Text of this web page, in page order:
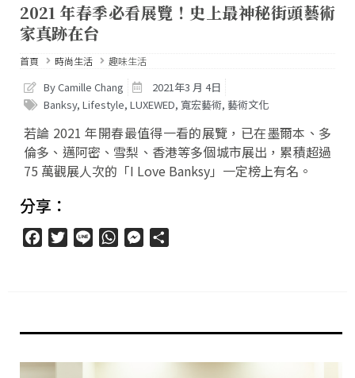
2021 年春季必看展覽！史上最神秘街頭藝術
家真跡在台
首頁 時尚生活 趣味生活
By Camille Chang
2021年3 月 4日
Banksy, Lifestyle, LUXEWED, 寬宏藝術, 藝術文化
若論 2021 年開春最值得一看的展覽，已在墨爾本、多
倫多、邁阿密、雪梨、香港等多個城市展出，累積超過
75 萬觀展人次的「I Love Banksy」一定榜上有名。
分享：
FacebookTwitter
Line WhatsAppMessenger